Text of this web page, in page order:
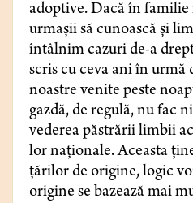
adoptive. Dacă în familie
urmașii să cunoască și
întâlnim cazuri de-a
scris cu ceva ani în urmă
noastre venite peste
gazdă, de regulă, nu fac
vederea păstrării limbii
lor naționale. Aceasta
țărilor de origine, logic
origine se bazează mai